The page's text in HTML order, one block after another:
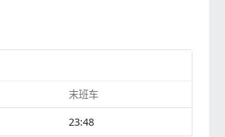
末班车
23:48